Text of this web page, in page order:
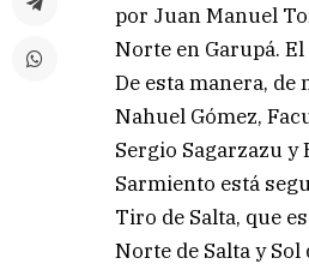
por Juan Manuel
Norte en Garupá.
De esta manera,
Nahuel Gómez,
Sergio Sagarzazu y
Sarmiento está
Tiro de Salta, que
Norte de Salta y